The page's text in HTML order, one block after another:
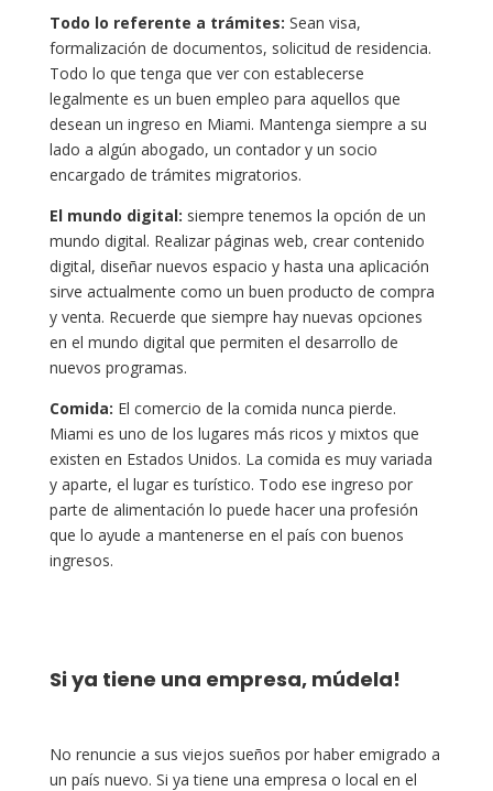
Todo lo referente a trámites: Sean visa,
formalización de documentos, solicitud de residencia.
Todo lo que tenga que ver con establecerse
legalmente es un buen empleo para aquellos que
desean un ingreso en Miami. Mantenga siempre a su
lado a algún abogado, un contador y un socio
encargado de trámites migratorios.
El mundo digital: siempre tenemos la opción de un
mundo digital. Realizar páginas web, crear contenido
digital, diseñar nuevos espacio y hasta una aplicación
sirve actualmente como un buen producto de compra
y venta. Recuerde que siempre hay nuevas opciones
en el mundo digital que permiten el desarrollo de
nuevos programas.
Comida: El comercio de la comida nunca pierde.
Miami es uno de los lugares más ricos y mixtos que
existen en Estados Unidos. La comida es muy variada
y aparte, el lugar es turístico. Todo ese ingreso por
parte de alimentación lo puede hacer una profesión
que lo ayude a mantenerse en el país con buenos
ingresos.
Si ya tiene una empresa, múdela!
No renuncie a sus viejos sueños por haber emigrado a
un país nuevo. Si ya tiene una empresa o local en el